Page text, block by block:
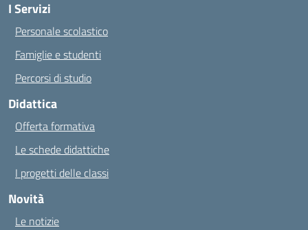
I Servizi
Personale scolastico
Famiglie e studenti
Percorsi di studio
Didattica
Offerta formativa
Le schede didattiche
I progetti delle classi
Novità
Le notizie